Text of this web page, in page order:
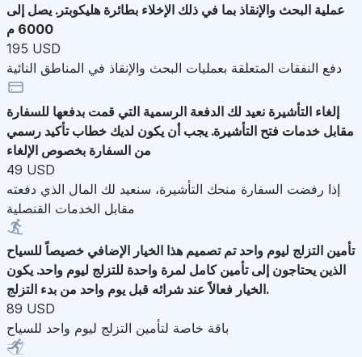
عملية البحث والإنقاذ بما في ذلك الإخلاء بطائرة هليكوبتر. يصل إلى
6000 م
195 USD
دفع النفقات المتعلقة بعمليات البحث والإنقاذ في المناطق النائية
إلغاء التأشيرة نعيد لك الدفعة الرسمية التي قمت بدفعها للسفارة
مقابل خدمات فتح التأشيرة. يجب أن يكون لديك خطاب تأكيد رسمي
من السفارة بخصوص الإلغاء
49 USD
إذا رفضت السفارة منحك التأشيرة، سنعيد لك المال الذي دفعته
مقابل الخدمات القنصلية
تأمين التزلج ليوم واحد تم تصميم هذا الخيار الإضافي خصيصاً للسياح
الذين يحتاجون إلى تأمين كامل لمرة واحدة للتزلج ليوم واحد. يكون
الخيار فعالاً عند شرائه قبل يوم واحد من بدء التزلج.
89 USD
باقة خاصة لتأمين التزلج ليوم واحد للسياح